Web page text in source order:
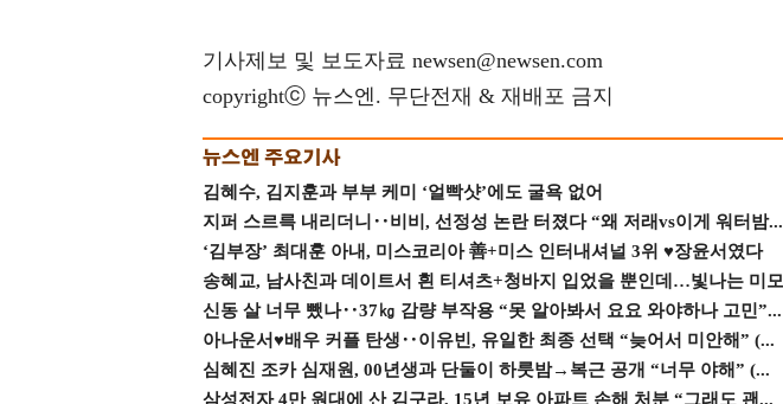
기사제보 및 보도자료 newsen@newsen.com
copyrightⓒ 뉴스엔. 무단전재 & 재배포 금지
김혜수, 김지훈과 부부 케미 ‘얼빡샷’에도 굴욕 없어
지퍼 스르륵 내리더니‥비비, 선정성 논란 터졌다 “왜 저래vs이게 워터밤...
‘김부장’ 최대훈 아내, 미스코리아 善+미스 인터내셔널 3위 ♥장윤서였다
송혜교, 남사친과 데이트서 흰 티셔츠+청바지 입었을 뿐인데…빛나는 미모
신동 살 너무 뺐나‥37㎏ 감량 부작용 “못 알아봐서 요요 와야하나 고민”...
아나운서♥배우 커플 탄생‥이유빈, 유일한 최종 선택 “늦어서 미안해” (...
심혜진 조카 심재원, 00년생과 단둘이 하룻밤→복근 공개 “너무 야해” (...
삼성전자 4만 원대에 산 김구라, 15년 보유 아파트 손해 처분 “그래도 괜...